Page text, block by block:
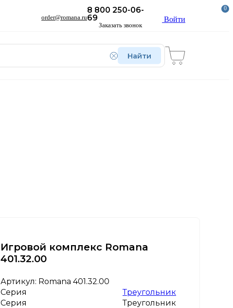
order@romana.ru
8 800 250-06-
69
Заказать звонок
Войти
Найти
0
Игровой комплекс Romana
401.32.00
Артикул: Romana 401.32.00
Серия
Треугольник
Серия
Треугольник